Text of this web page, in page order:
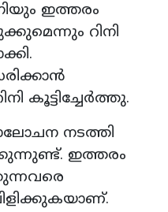
ഇത്തരം
റിനി
കൂട്ടിച്ചേര്‍ത്തു.
നടത്തി
ഇത്തരം